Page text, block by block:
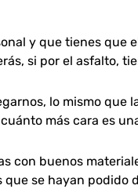
y que tienes que
si por el asfalto,
lo mismo que
más cara es
con buenos
se hayan podido